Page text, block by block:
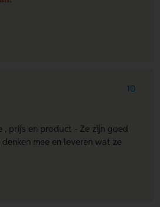
10
, prijs en product - Ze zijn goed
mee en leveren wat ze